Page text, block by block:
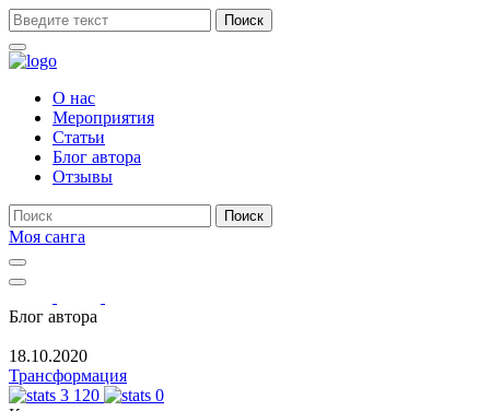
Поиск
О нас
Мероприятия
Статьи
Блог автора
Отзывы
Поиск
Моя санга
Toggle
navigation
Show
search
form
Блог автора
18.10.2020
Трансформация
3 120
0